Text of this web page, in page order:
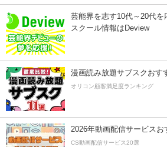
芸能界を志す10代～20代を
スクール情報はDeview
漫画読み放題サブスクおす
オリコン顧客満足度ランキング
2026年動画配信サービスお
CS動画配信サービス20選